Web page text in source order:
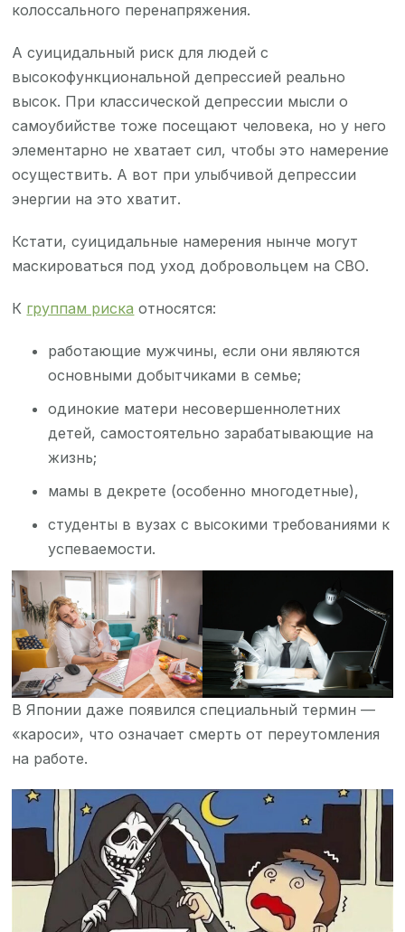
колоссального перенапряжения.
А суицидальный риск для людей с
высокофункциональной депрессией реально
высок. При классической депрессии мысли о
самоубийстве тоже посещают человека, но у него
элементарно не хватает сил, чтобы это намерение
осуществить. А вот при улыбчивой депрессии
энергии на это хватит.
Кстати, суицидальные намерения нынче могут
маскироваться под уход добровольцем на СВО.
К группам риска относятся:
работающие мужчины, если они являются
основными добытчиками в семье;
одинокие матери несовершеннолетних
детей, самостоятельно зарабатывающие на
жизнь;
мамы в декрете (особенно многодетные),
студенты в вузах с высокими требованиями к
успеваемости.
В Японии даже появился специальный термин —
«кароси», что означает смерть от переутомления
на работе.